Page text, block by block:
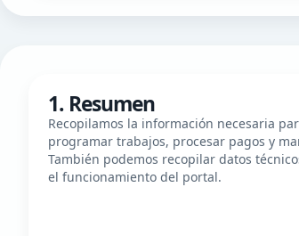
1. Resumen
Recopilamos la información necesaria
programar trabajos, procesar pagos y
También podemos recopilar datos
el funcionamiento del portal.